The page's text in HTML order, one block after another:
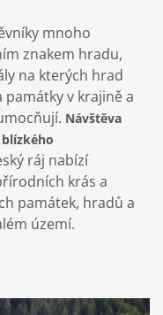
mnoho
znakem hradu,
na kterých hrad
v krajině a
Návštěva
ráj nabízí
krás a
památek, hradů a
území.